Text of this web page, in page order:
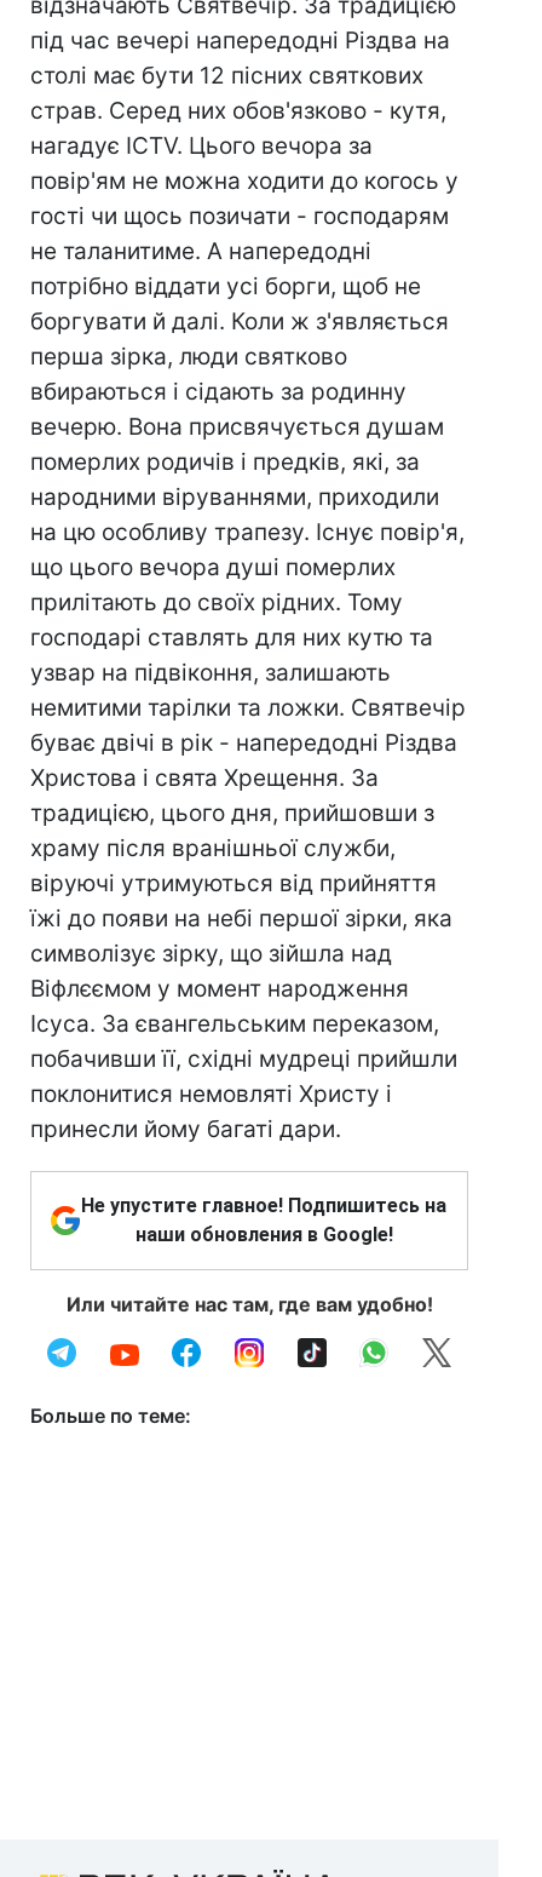
під час вечері напередодні Різдва на
столі має бути 12 пісних святкових
страв. Серед них обов'язково - кутя,
нагадує ICTV. Цього вечора за
повір'ям не можна ходити до когось у
гості чи щось позичати - господарям
не таланитиме. А напередодні
потрібно віддати усі борги, щоб не
боргувати й далі. Коли ж з'являється
перша зірка, люди святково
вбираються і сідають за родинну
вечерю. Вона присвячується душам
померлих родичів і предків, які, за
народними віруваннями, приходили
на цю особливу трапезу. Існує повір'я,
що цього вечора душі померлих
прилітають до своїх рідних. Тому
господарі ставлять для них кутю та
узвар на підвіконня, залишають
немитими тарілки та ложки. Святвечір
буває двічі в рік - напередодні Різдва
Христова і свята Хрещення. За
традицією, цього дня, прийшовши з
храму після вранішньої служби,
віруючі утримуються від прийняття
їжі до появи на небі першої зірки, яка
символізує зірку, що зійшла над
Віфлєємом у момент народження
Ісуса. За євангельським переказом,
побачивши її, східні мудреці прийшли
поклонитися немовляті Христу і
принесли йому багаті дари.
Не упустите главное! Подпишитесь на
наши обновления в Google!
Или читайте нас там, где вам удобно!
Больше по теме: